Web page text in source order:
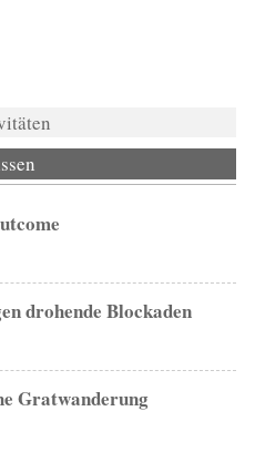
drohende Blockaden
Gratwanderung